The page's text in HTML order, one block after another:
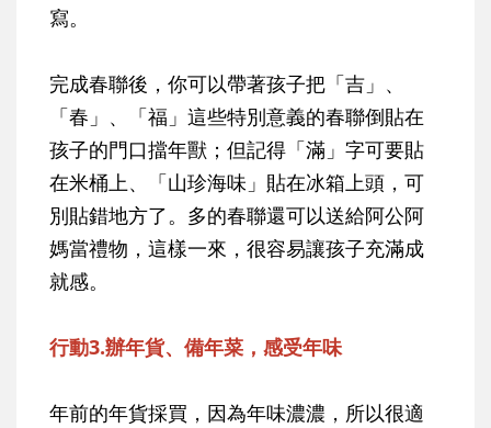
寫。
完成春聯後，你可以帶著孩子把「吉」、
「春」、「福」這些特別意義的春聯倒貼在
孩子的門口擋年獸；但記得「滿」字可要貼
在米桶上、「山珍海味」貼在冰箱上頭，可
別貼錯地方了。多的春聯還可以送給阿公阿
媽當禮物，這樣一來，很容易讓孩子充滿成
就感。
行動3.辦年貨、備年菜，感受年味
年前的年貨採買，因為年味濃濃，所以很適